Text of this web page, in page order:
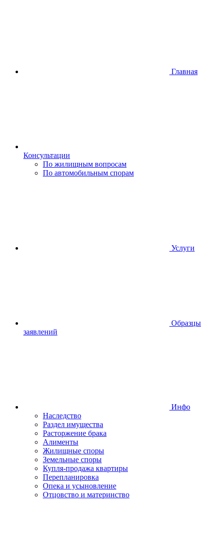
Главная
Консультации
По жилищным вопросам
По автомобильным спорам
Услуги
Образцы
заявлений
Инфо
Наследство
Раздел имущества
Расторжение брака
Алименты
Жилищные споры
Земельные споры
Купля-продажа квартиры
Перепланировка
Опека и усыновление
Отцовство и материнство